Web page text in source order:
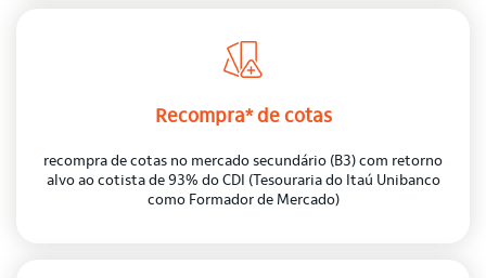
Recompra* de cotas
recompra de cotas no mercado secundário (B3) com retorno
alvo ao cotista de 93% do CDI (Tesouraria do Itaú Unibanco
como Formador de Mercado)